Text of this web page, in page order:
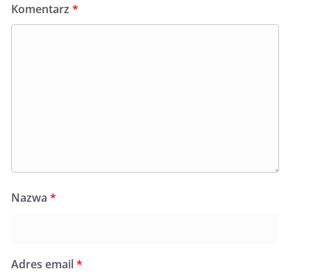
Komentarz *
Nazwa *
Adres email*